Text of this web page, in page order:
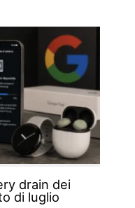
drain dei
di luglio